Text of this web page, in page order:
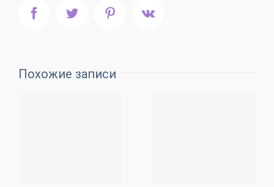
FacebookTwitter PinterestVk
Похожие записи